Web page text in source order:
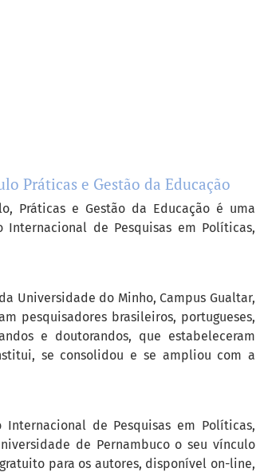
Práticas e Gestão da Educação
Práticas e Gestão da Educação é uma
de Pesquisas em Políticas,
Universidade do Minho, Campus Gualtar,
pesquisadores brasileiros, portugueses,
e doutorandos, que estabeleceram
se consolidou e se ampliou com a
de Pesquisas em Políticas,
de Pernambuco o seu vínculo
para os autores, disponível on-line,